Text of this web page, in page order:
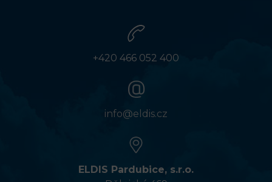
+420 466 052 400
info@eldis.cz
ELDIS Pardubice, s.r.o.